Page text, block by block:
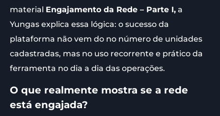
material Engajamento da Rede – Parte I, a
Yungas explica essa lógica: o sucesso da
plataforma não vem do no número de unidades
cadastradas, mas no uso recorrente e prático da
ferramenta no dia a dia das operações.
O que realmente mostra se a rede
está engajada?